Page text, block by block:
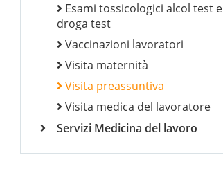
Esami tossicologici alcol test e
droga test
Vaccinazioni lavoratori
Visita maternità
Visita preassuntiva
Visita medica del lavoratore
Servizi Medicina del lavoro